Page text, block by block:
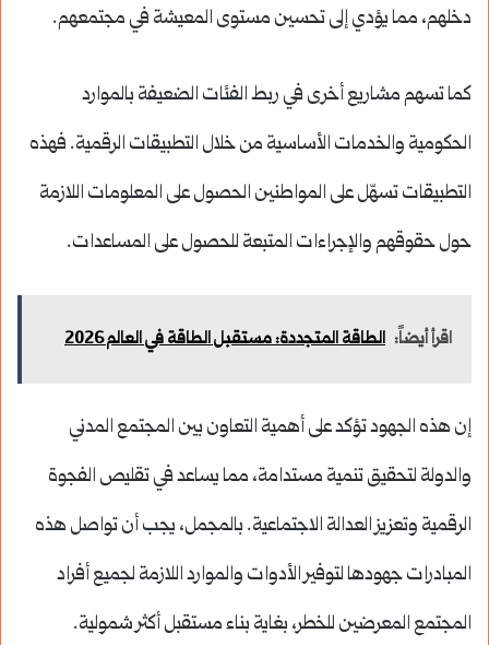
دخلهم، مما يؤدي إلى تحسين مستوى المعيشة في مجتمعهم.
كما تسهم مشاريع أخرى في ربط الفئات الضعيفة بالموارد
الحكومية والخدمات الأساسية من خلال التطبيقات الرقمية. فهذه
التطبيقات تسهّل على المواطنين الحصول على المعلومات اللازمة
حول حقوقهم والإجراءات المتبعة للحصول على المساعدات.
اقرأ أيضاً: الطاقة المتجددة: مستقبل الطاقة في العالم 2026
إن هذه الجهود تؤكد على أهمية التعاون بين المجتمع المدني
والدولة لتحقيق تنمية مستدامة، مما يساعد في تقليص الفجوة
الرقمية وتعزيز العدالة الاجتماعية. بالمجمل، يجب أن تواصل هذه
المبادرات جهودها لتوفير الأدوات والموارد اللازمة لجميع أفراد
المجتمع المعرضين للخطر، بغاية بناء مستقبل أكثر شمولية.